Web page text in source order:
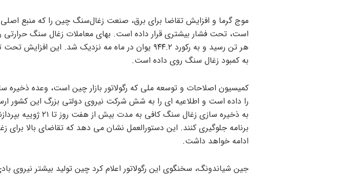
موج گرما و افزایش تقاضا برای برق، صنعت زغال‌سنگ چین را که منبع
هر تن رسید و به رکورد ۹۴۴.۲ یوان در ماه مه نزدیک شد. این
به کمبود زغال سنگ روی داده است.
کمیسیون اصلاحات و توسعه ملی که رگولاتور بازار چین است، وعده
را داده است و اطلاعیه ای را به شش شرکت نیروی دولتی بزرگ این کشور
به ذخیره سازی زغال سنگ
برنامه جلوگیری کنند. این دستورالعمل نشان می دهد که تقاضای بالا برای
ادامه خواهد داشت.
جین شیاندونگ، سخنگوی این رگولاتور اعلام کرد چین تولید بیشتر نیروی